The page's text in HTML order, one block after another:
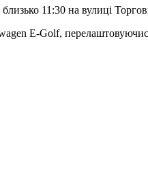
близько 11:30 на вулиці
E-Golf,